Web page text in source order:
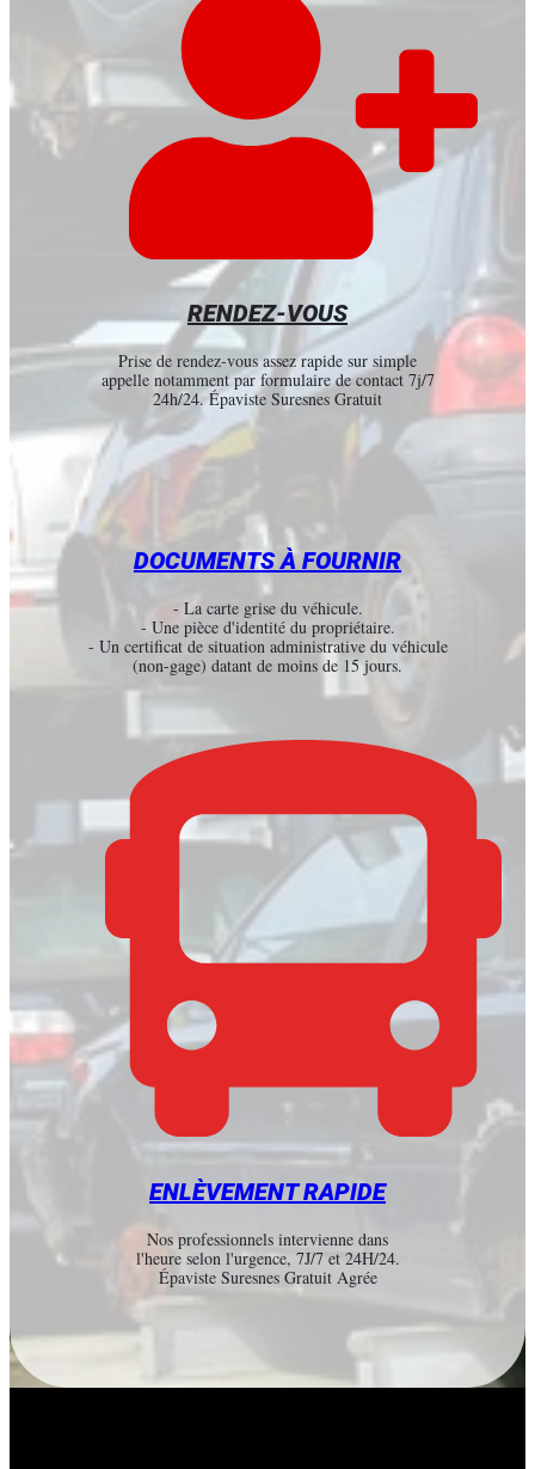
RENDEZ-VOUS
Prise de rendez-vous assez rapide sur simple
appelle notamment par formulaire de contact 7j/7
24h/24. Épaviste Suresnes Gratuit
DOCUMENTS À FOURNIR
- La carte grise du véhicule.
- Une pièce d'identité du propriétaire.
- Un certificat de situation administrative du véhicule
(non-gage) datant de moins de 15 jours.
ENLÈVEMENT RAPIDE
Nos professionnels intervienne dans
l'heure selon l'urgence, 7J/7 et 24H/24.
Épaviste Suresnes Gratuit Agrée